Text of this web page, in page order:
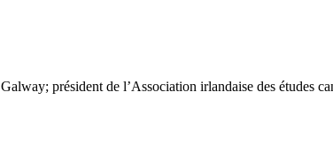
président de l’Association irlandaise des études